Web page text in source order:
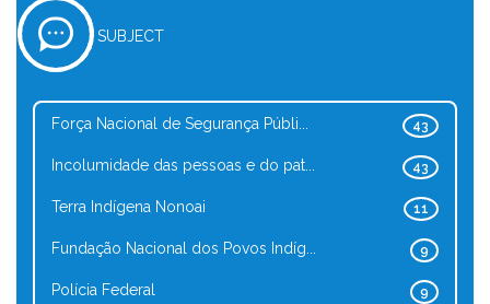
SUBJECT
43
Força Nacional de Segurança Públi...
43
Incolumidade das pessoas e do pat...
11
Terra Indígena Nonoai
9
Fundação Nacional dos Povos Indíg...
9
Polícia Federal